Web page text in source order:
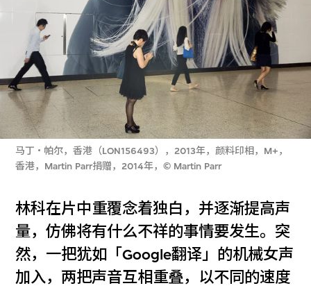
马丁‧帕尔，香港（LON156493），2013年，颜料印相，M+，
香港，Martin Parr捐赠，2014年，© Martin Parr
林科在片中重覆念着独白，并逐渐提高声
量，仿佛将有什么不祥的事情要发生。突
然，一把犹如「Google翻译」的机械女声
加入，两把声音互相重叠，以不同的速度